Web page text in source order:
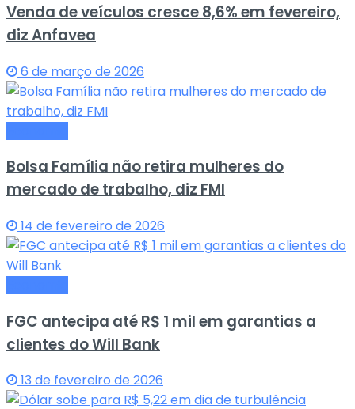
Venda de veículos cresce 8,6% em fevereiro,
diz Anfavea
6 de março de 2026
Bolsa Família não retira mulheres do
mercado de trabalho, diz FMI
14 de fevereiro de 2026
FGC antecipa até R$ 1 mil em garantias a
clientes do Will Bank
13 de fevereiro de 2026